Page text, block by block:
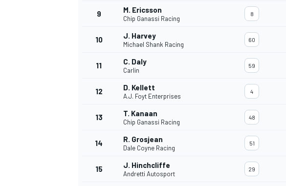
9 M. Ericsson
Chip Ganassi Racing
8
10 J. Harvey
Michael Shank Racing
60
11 C. Daly
Carlin
59
12 D. Kellett
A.J. Foyt Enterprises
4
13 T. Kanaan
Chip Ganassi Racing
48
14 R. Grosjean
Dale Coyne Racing
51
15 J. Hinchcliffe
Andretti Autosport
29